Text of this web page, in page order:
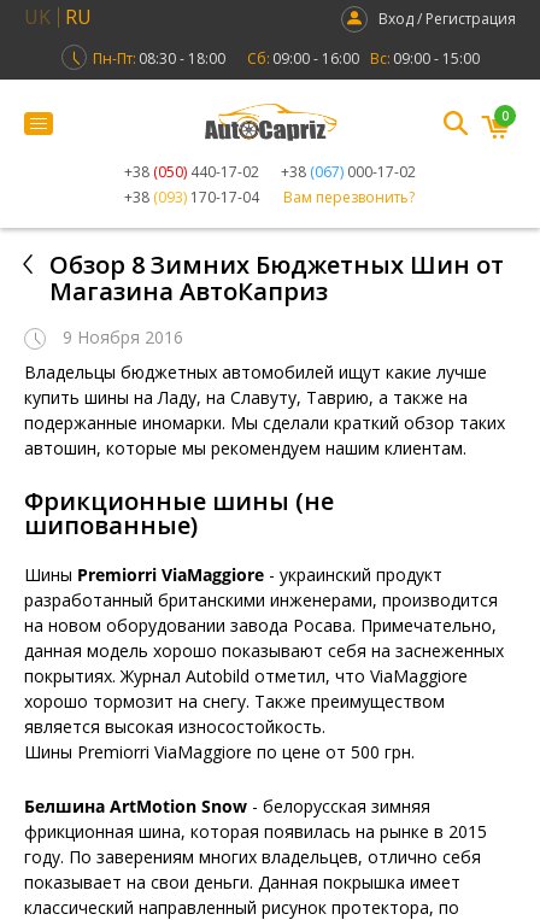
UK RU
Вход / Регистрация
Пн-Пт: 08:30 - 18:00 Сб: 09:00 - 16:00 Вс: 09:00 - 15:00
+38 (050) 440-17-02 +38 (067) 000-17-02
+38 (093) 170-17-04 Вам перезвонить?
0
Обзор 8 Зимних Бюджетных Шин от
Магазина АвтоКаприз
9 Ноября 2016
Владельцы бюджетных автомобилей ищут какие лучше
купить шины на Ладу, на Славуту, Таврию, а также на
подержанные иномарки. Мы сделали краткий обзор таких
автошин, которые мы рекомендуем нашим клиентам.
Фрикционные шины (не
шипованные)
Шины Premiorri ViaMaggiore - украинский продукт
разработанный британскими инженерами, производится
на новом оборудовании завода Росава. Примечательно,
данная модель хорошо показывают себя на заснеженных
покрытиях. Журнал Autobild отметил, что ViaMaggiore
хорошо тормозит на снегу. Также преимуществом
является высокая износостойкость.
Шины Premiorri ViaMaggiore по цене от 500 грн.
Белшина ArtMotion Snow - белорусская зимняя
фрикционная шина, которая появилась на рынке в 2015
году. По заверениям многих владельцев, отлично себя
показывает на свои деньги. Данная покрышка имеет
классический направленный рисунок протектора, по